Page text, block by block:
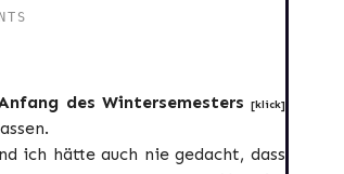
des Wintersemesters [klick]
ich hätte auch nie gedacht, dass